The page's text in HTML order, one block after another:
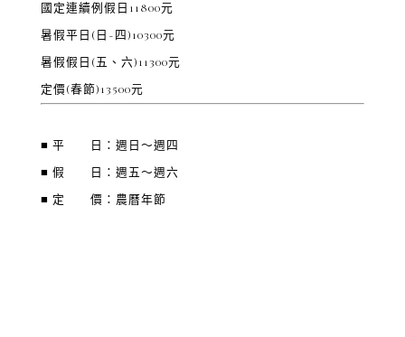
國定連續例假日11800元
暑假平日(日~四)10300元
暑假假日(五、六)11300元
定價(春節)13500元
■ 平 日：週日～週四
■ 假 日：週五～週六
■ 定 價：農曆年節